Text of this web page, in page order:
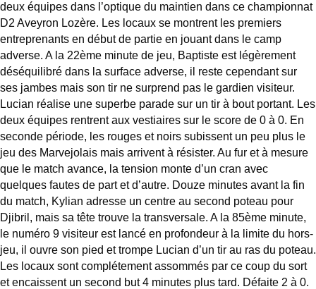
deux équipes dans l’optique du maintien dans ce championnat
D2 Aveyron Lozère. Les locaux se montrent les premiers
entreprenants en début de partie en jouant dans le camp
adverse. A la 22ème minute de jeu, Baptiste est légèrement
déséquilibré dans la surface adverse, il reste cependant sur
ses jambes mais son tir ne surprend pas le gardien visiteur.
Lucian réalise une superbe parade sur un tir à bout portant. Les
deux équipes rentrent aux vestiaires sur le score de 0 à 0. En
seconde période, les rouges et noirs subissent un peu plus le
jeu des Marvejolais mais arrivent à résister. Au fur et à mesure
que le match avance, la tension monte d’un cran avec
quelques fautes de part et d’autre. Douze minutes avant la fin
du match, Kylian adresse un centre au second poteau pour
Djibril, mais sa tête trouve la transversale. A la 85ème minute,
le numéro 9 visiteur est lancé en profondeur à la limite du hors-
jeu, il ouvre son pied et trompe Lucian d’un tir au ras du poteau.
Les locaux sont complétement assommés par ce coup du sort
et encaissent un second but 4 minutes plus tard. Défaite 2 à 0.